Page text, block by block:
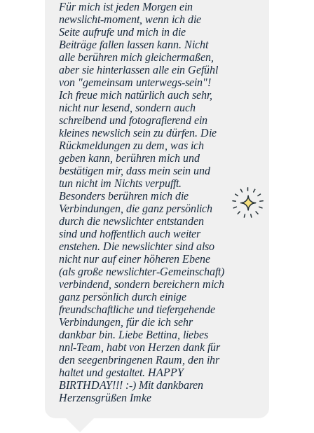
Für mich ist jeden Morgen ein
newslicht-moment, wenn ich die
Seite aufrufe und mich in die
Beiträge fallen lassen kann. Nicht
alle berühren mich gleichermaßen,
aber sie hinterlassen alle ein Gefühl
von "gemeinsam unterwegs-sein"!
Ich freue mich natürlich auch sehr,
nicht nur lesend, sondern auch
schreibend und fotografierend ein
kleines newslich sein zu dürfen. Die
Rückmeldungen zu dem, was ich
geben kann, berühren mich und
bestätigen mir, dass mein sein und
tun nicht im Nichts verpufft.
Besonders berühren mich die
Verbindungen, die ganz persönlich
durch die newslichter entstanden
sind und hoffentlich auch weiter
enstehen. Die newslichter sind also
nicht nur auf einer höheren Ebene
(als große newslichter-Gemeinschaft)
verbindend, sondern bereichern mich
ganz persönlich durch einige
freundschaftliche und tiefergehende
Verbindungen, für die ich sehr
dankbar bin. Liebe Bettina, liebes
nnl-Team, habt von Herzen dank für
den seegenbringenen Raum, den ihr
haltet und gestaltet. HAPPY
BIRTHDAY!!! :-) Mit dankbaren
Herzensgrüßen Imke